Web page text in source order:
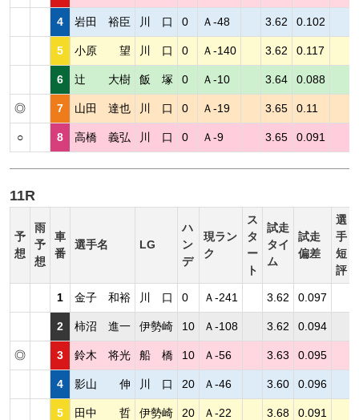
4 岩田 裕臣 川 口 0 Ａ-48 3.62 0.102
5 小原 望 川 口 0 Ａ-140 3.62 0.117
6 辻 大樹 飯 塚 0 Ａ-10 3.64 0.088
◎ 7 山田 達也 川 口 0 Ａ-19 3.65 0.11
○ 8 高橋 義弘 川 口 0 Ａ-9 3.65 0.091
11R
予
想
雨
予
想
車
番
選手名 LG
ハ
ン
デ
現ラン
ク
ス
タ
ー
ト
試走
タイ
ム
試走
偏差
選
手
短
評
1 金子 和裕 川 口 0 Ａ-241 3.62 0.097
2 柿沼 進一 伊勢崎 10 Ａ-108 3.62 0.094
◎ 3 鈴木 将光 船 橋 10 Ａ-56 3.63 0.095
4 影山 伸 川 口 20 Ａ-46 3.60 0.096
5 田中 哲 伊勢崎 20 Ａ-22 3.68 0.091